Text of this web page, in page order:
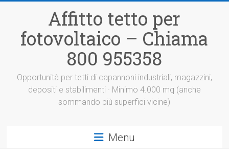
Affitto tetto per
fotovoltaico – Chiama
800 955358
Opportunità per tetti di capannoni industriali, magazzini,
depositi e stabilimenti · Minimo 4.000 mq (anche
sommando più superfici vicine)
Menu